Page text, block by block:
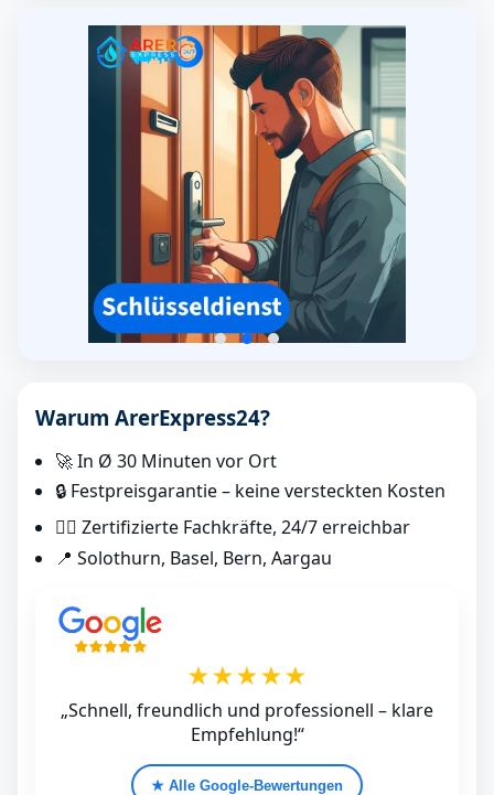
Warum ArerExpress24?
🚀 In Ø 30 Minuten vor Ort
🔒 Festpreisgarantie – keine versteckten Kosten
👷‍♂️ Zertifizierte Fachkräfte, 24/7 erreichbar
📍 Solothurn, Basel, Bern, Aargau
★★★★★
„Schnell, freundlich und professionell – klare
Empfehlung!“
★ Alle Google‑Bewertungen